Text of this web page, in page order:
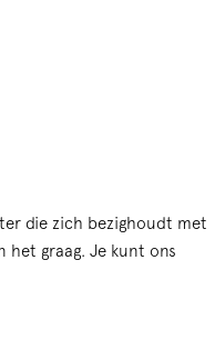
die zich bezighoudt met
het graag. Je kunt ons